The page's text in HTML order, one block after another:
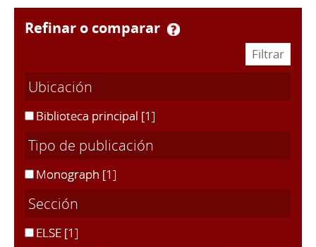
refinar o comparar
Ubicación
Biblioteca principal [1]
Tipo de publicación
Monograph [1]
Sección
ELSE [1]